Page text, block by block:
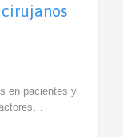
en pacientes y